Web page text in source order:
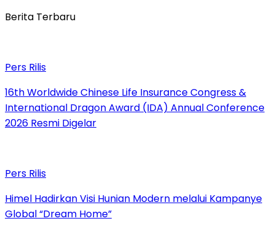
Berita Terbaru
Pers Rilis
16th Worldwide Chinese Life Insurance Congress &
International Dragon Award (IDA) Annual Conference
2026 Resmi Digelar
Pers Rilis
Himel Hadirkan Visi Hunian Modern melalui Kampanye
Global “Dream Home”